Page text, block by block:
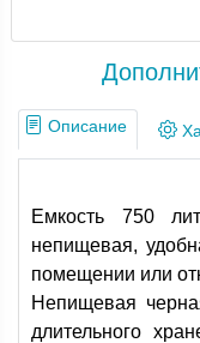
Описание
Емкость 750
непищевая,
помещении или
Непищевая
длительного